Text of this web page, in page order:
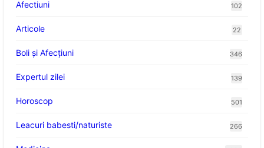
Afectiuni
102
Articole 22
Boli și Afecțiuni 346
Expertul zilei 139
Horoscop 501
Leacuri babesti/naturiste 266